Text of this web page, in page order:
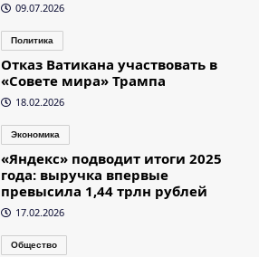
09.07.2026
Политика
Отказ Ватикана участвовать в
«Совете мира» Трампа
18.02.2026
Экономика
«Яндекс» подводит итоги 2025
года: выручка впервые
превысила 1,44 трлн рублей
17.02.2026
Общество